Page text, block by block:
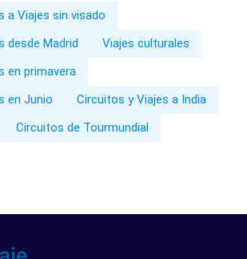
a Viajes sin visado
desde Madrid
Viajes culturales
en primavera
en Junio
Circuitos y Viajes a India
Circuitos de Tourmundial